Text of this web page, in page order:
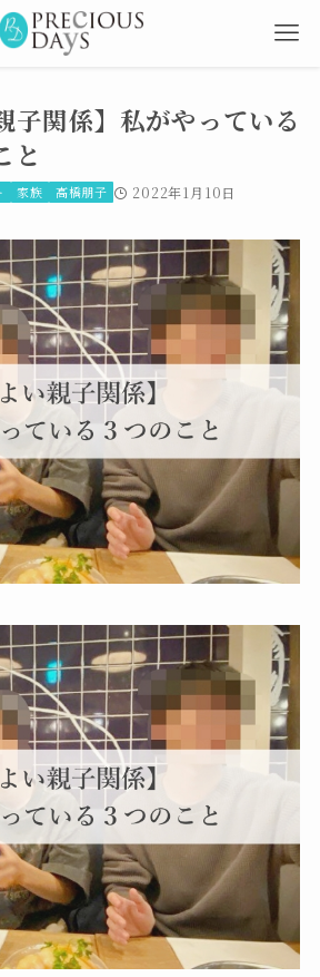
子関係】私がやっている
と
家族 高橋朋子 2022年1月10日